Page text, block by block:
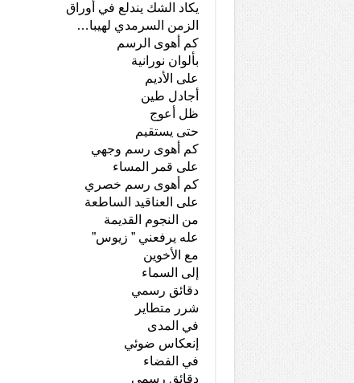
يكاد الشك يندلع في أوراق
الزمن السرمدي لهيبا…
كم أهوى الرسم
بألوان نورانية
على الأديم
أجادل طين
ظل أعوج
حتى يستقيم
كم أهوى رسم وجهي
على قمر المساء
كم أهوى رسم خصري
على العناقيد الساطعة
من النجوم القديمة
عله يرفعني ” زيوس”
مع الأخوين
إلى السماء
دقائق رسمي
شرر متطاير
في المدى
إنعكاس ضوئي
في الفضاء
دقائق رسمي